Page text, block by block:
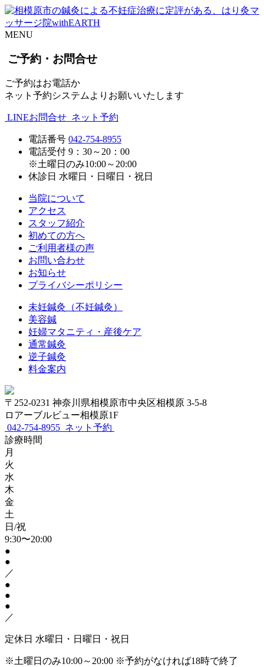
MENU
ご予約・お問合せ
ご予約はお電話か
ネット予約システムよりお願いいたします
LINEお問合せ ネット予約
電話番号 042-754-8955
電話受付 9：30～20：00
※土曜日のみ10:00～20:00
休診日 水曜日・日曜日・祝日
当院について
アクセス
スタッフ紹介
初めての方へ
ご利用者様の声
お問い合わせ
お知らせ
プライバシーポリシー
未妊鍼灸（不妊鍼灸）
美容鍼
妊婦マタニティ・産後ケア
通常鍼灸
逆子鍼灸
料金案内
〒252-0231 神奈川県相模原市中央区相模原 3-5-8
ロアーブルビュー相模原1F
042-754-8955 ネット予約
診療時間
月
火
水
木
金
土
日/祝
9:30〜20:00
●
●
／
●
●
●
／
定休日 水曜日・日曜日・祝日
※土曜日のみ10:00～20:00 ※予約がなければ18時で終了